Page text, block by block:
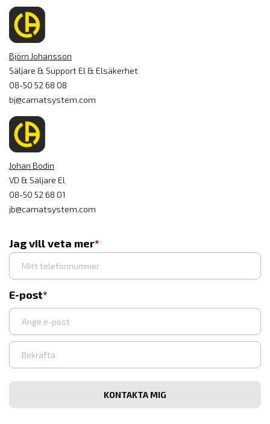
Björn Johansson
Säljare & Support El & Elsäkerhet
08-50 52 68 08
bj@camatsystem.com
Johan Bodin
VD & Säljare El
08-50 52 68 01
jb@camatsystem.com
Jag vill veta mer
E-post
Ange
e-
Bekräfta
post